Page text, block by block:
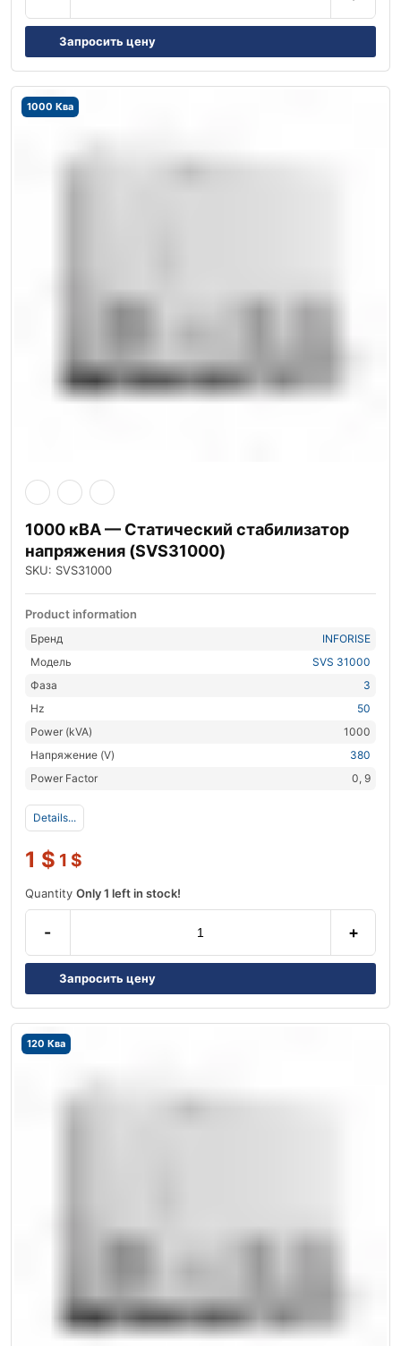
Запросить цену
1000 Ква
1000 кВА — Статический стабилизатор
напряжения (SVS31000)
SKU: SVS31000
Product information
Бренд
INFORISE
Модель
SVS 31000
Фаза
3
Hz
50
Power (kVA)
1000
Напряжение (V)
380
Power Factor
0, 9
Details...
1 $ 1 $
Quantity Only 1 left in stock!
- +
Запросить цену
120 Ква